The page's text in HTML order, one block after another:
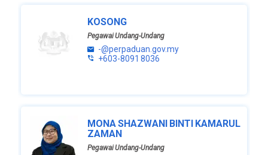
MUHAMAD
Penasihat
Undang-
Undang
KOSONG
Pegawai Undang-Undang
-@perpaduan.gov.my
+603-8091 8036
MONA SHAZWANI BINTI KAMARUL
ZAMAN
Pegawai Undang-Undang